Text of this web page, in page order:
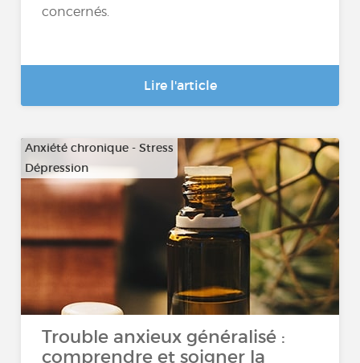
concernés.
Lire l'article
Anxiété chronique - Stress
Dépression
Trouble anxieux généralisé :
comprendre et soigner la